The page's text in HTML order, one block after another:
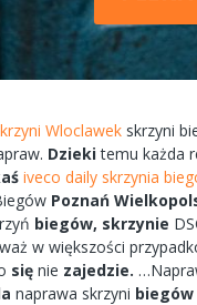
Wloclawek skrzyni
Dziekitemu każda
iveco daily skrzynia
Poznań
biegów, skrzynie
w większości
się nie zajedzie.
naprawa skrzyni biegów